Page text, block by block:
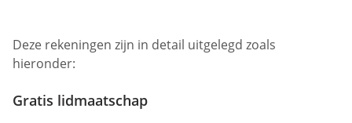
Deze rekeningen zijn in detail uitgelegd zoals
hieronder:
Gratis lidmaatschap